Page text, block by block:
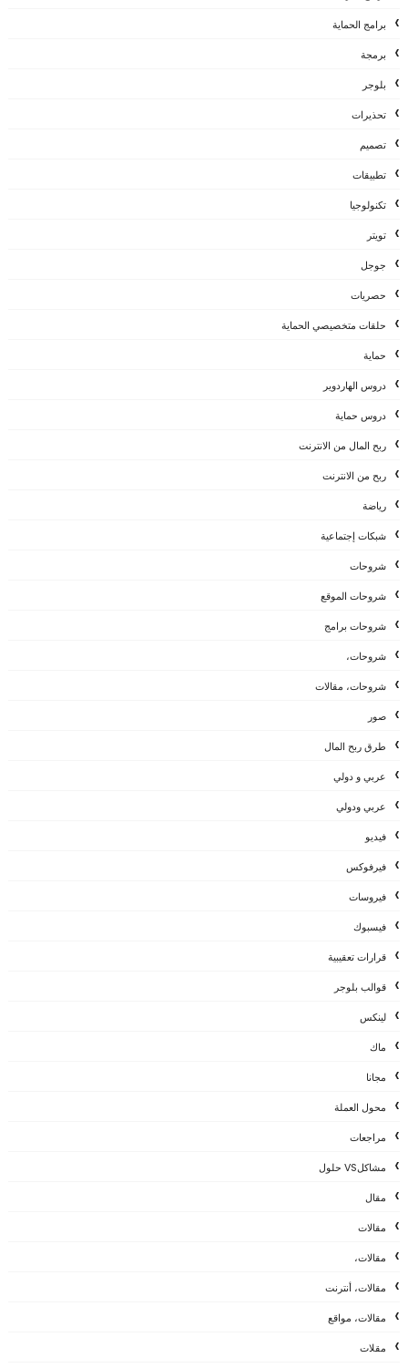
برامج الحماية
برمجة
بلوجر
تحذيرات
تصميم
تطبيقات
تكنولوجيا
تويتر
جوجل
حصريات
حلقات متخصيصي الحماية
حماية
دروس الهاردوير
دروس حماية
ربح المال من الانترنت
ربح من الانترنت
رياضة
شبكات إجتماعية
شروحات
شروحات الموقع
شروحات برامج
شروحات،
شروحات، مقالات
صور
طرق ربح المال
عربي و دولي
عربي ودولي
فيديو
فيرفوكس
فيروسات
فيسبوك
قرارات تعقيبية
قوالب بلوجر
لينكس
ماك
مجانا
محول العملة
مراجعات
مشاكلVS حلول
مقال
مقالات
مقالات،
مقالات، أنترنت
مقالات، مواقع
مقلات